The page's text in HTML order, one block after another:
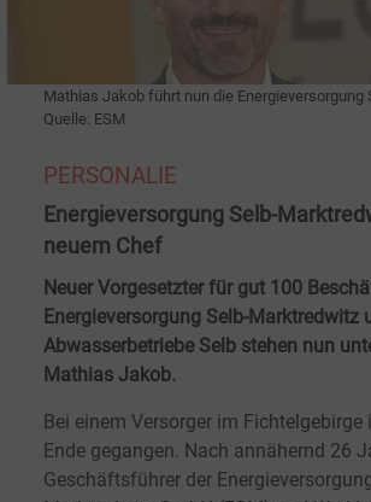
Mathias Jakob führt nun die Energieversorgung
Quelle: ESM
PERSONALIE
Energieversorgung Selb-
neuem Chef
Neuer Vorgesetzter für gut 100
Energieversorgung Selb-Marktredwitz
Abwasserbetriebe Selb stehen nun
Mathias Jakob.
Bei einem Versorger im Fichtelgebirge
Ende gegangen. Nach annähernd 26
Geschäftsführer der